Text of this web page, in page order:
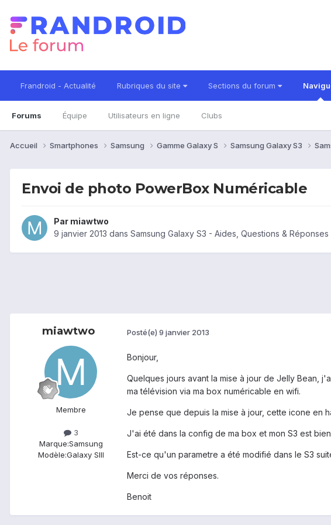
Frandroid - Actualité Rubriques du site Sections du forum
Forums Équipe Utilisateurs en ligne Clubs
Accueil Smartphones Samsung Gamme Galaxy S Samsung Galaxy S3
Envoi de photo PowerBox Numéricable
Par miawtwo
9 janvier 2013 dans Samsung Galaxy S3 - Aides, Questions & Réponses
miawtwo
Membre
3
Marque:Samsung
Modèle:Galaxy SIII
Posté(e) 9 janvier 2013
Bonjour,
Quelques jours avant la mise à jour de Jelly Bean,
ma télévision via ma box numéricable en wifi.
Je pense que depuis la mise à jour, cette icone en
J'ai été dans la config de ma box et mon S3 est
Est-ce qu'un parametre a été modifié dans le S3
Merci de vos réponses.
Benoit